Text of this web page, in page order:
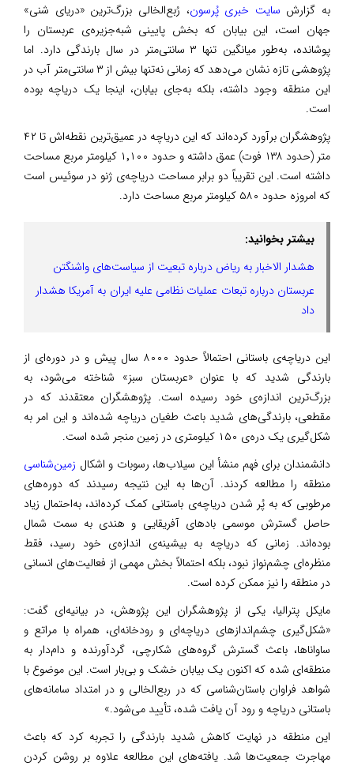
به گزارش سایت خبری پُرسون، رُبع‌الخالی بزرگ‌ترین «دریای شنی»
جهان است، این بیابان که بخش پایینی شبه‌جزیره‌ی عربستان را
پوشانده، به‌طور میانگین تنها ۳ سانتی‌متر در سال بارندگی دارد. اما
پژوهشی تازه نشان می‌دهد که زمانی نه‌تنها بیش از ۳ سانتی‌متر آب در
این منطقه وجود داشته، بلکه به‌جای بیابان، اینجا یک دریاچه بوده
است.
پژوهشگران برآورد کرده‌اند که این دریاچه در عمیق‌ترین نقطه‌اش تا ۴۲
متر (حدود ۱۳۸ فوت) عمق داشته و حدود ۱٬۱۰۰ کیلومتر مربع مساحت
داشته است. این تقریباً دو برابر مساحت دریاچه‌ی ژنو در سوئیس است
که امروزه حدود ۵۸۰ کیلومتر مربع مساحت دارد.
بیشتر بخوانید:
هشدار الاخبار به ریاض درباره تبعیت از سیاست‌های واشنگتن
عربستان درباره تبعات عملیات نظامی علیه ایران به آمریکا هشدار
داد
این دریاچه‌ی باستانی احتمالاً حدود ۸۰۰۰ سال پیش و در دوره‌ای از
بارندگی شدید که با عنوان «عربستان سبز» شناخته می‌شود، به
بزرگ‌ترین اندازه‌ی خود رسیده است. پژوهشگران معتقدند که در
مقطعی، بارندگی‌های شدید باعث طغیان دریاچه شده‌اند و این امر به
شکل‌گیری یک دره‌ی ۱۵۰ کیلومتری در زمین منجر شده است.
دانشمندان برای فهم منشأ این سیلاب‌ها، رسوبات و اشکال زمین‌شناسی
منطقه را مطالعه کردند. آن‌ها به این نتیجه رسیدند که دوره‌های
مرطوبی که به پُر شدن دریاچه‌ی باستانی کمک کرده‌اند، به‌احتمال زیاد
حاصل گسترش موسمی بادهای آفریقایی و هندی به سمت شمال
بوده‌اند. زمانی که دریاچه به بیشینه‌ی اندازه‌ی خود رسید، فقط
منظره‌ای چشم‌نواز نبود، بلکه احتمالاً بخش مهمی از فعالیت‌های انسانی
در منطقه را نیز ممکن کرده است.
مایکل پترالیا، یکی از پژوهشگران این پژوهش، در بیانیه‌ای گفت:
«شکل‌گیری چشم‌اندازهای دریاچه‌ای و رودخانه‌ای، همراه با مراتع و
ساواناها، باعث گسترش گروه‌های شکارچی، گردآورنده و دام‌دار به
منطقه‌ای شده که اکنون یک بیابان خشک و بی‌بار است. این موضوع با
شواهد فراوان باستان‌شناسی که در ربع‌الخالی و در امتداد سامانه‌های
باستانی دریاچه و رود آن یافت شده، تأیید می‌شود.»
این منطقه در نهایت کاهش شدید بارندگی را تجربه کرد که باعث
مهاجرت جمعیت‌ها شد. یافته‌های این مطالعه علاوه بر روشن کردن